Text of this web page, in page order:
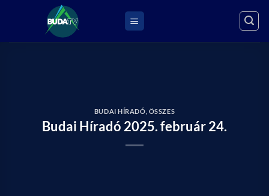
BUDAI HÍRADÓ ÖSSZES
Budai Híradó 2025. február 24.